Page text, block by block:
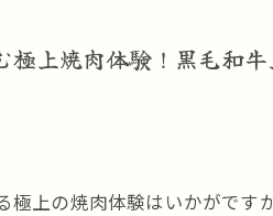
極上焼肉体験！黒毛和
極上の焼肉体験はいかがで